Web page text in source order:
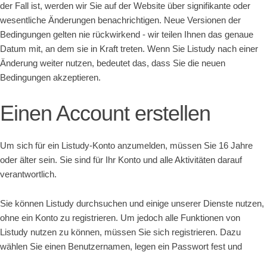
der Fall ist, werden wir Sie auf der Website über signifikante oder
wesentliche Änderungen benachrichtigen. Neue Versionen der
Bedingungen gelten nie rückwirkend - wir teilen Ihnen das genaue
Datum mit, an dem sie in Kraft treten. Wenn Sie Listudy nach einer
Änderung weiter nutzen, bedeutet das, dass Sie die neuen
Bedingungen akzeptieren.
Einen Account erstellen
Um sich für ein Listudy-Konto anzumelden, müssen Sie 16 Jahre
oder älter sein. Sie sind für Ihr Konto und alle Aktivitäten darauf
verantwortlich.
Sie können Listudy durchsuchen und einige unserer Dienste nutzen,
ohne ein Konto zu registrieren. Um jedoch alle Funktionen von
Listudy nutzen zu können, müssen Sie sich registrieren. Dazu
wählen Sie einen Benutzernamen, legen ein Passwort fest und